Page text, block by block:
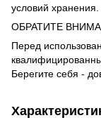
условий хранения.
ОБРАТИТЕ
Перед
Берегите себя -